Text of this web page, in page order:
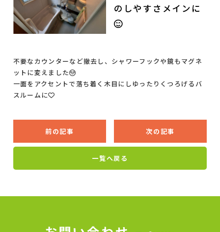
のしやすさメインに
😊
不要なカウンターなど撤去し、シャワーフックや鏡もマグネ
ットに変えました😳
一面をアクセントで落ち着く木目にしゆったりくつろげるバ
スルームに💛
前の記事 次の記事
一覧へ戻る